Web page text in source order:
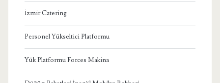
İzmir Catering
Personel Yükseltici Platformu
Yük Platformu Forces Makina